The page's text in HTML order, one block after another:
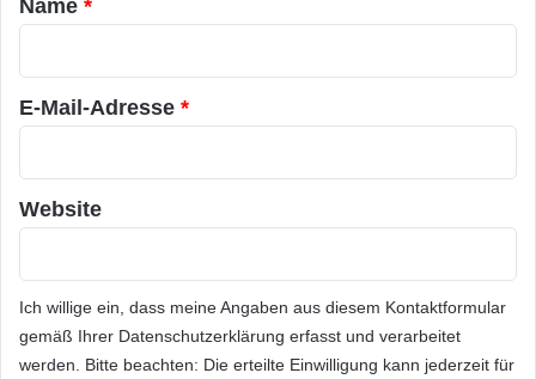
r
*
Name *
E-Mail-Adresse *
Website
Ich willige ein, dass meine Angaben aus diesem Kontaktformular
gemäß Ihrer Datenschutzerklärung erfasst und verarbeitet
werden. Bitte beachten: Die erteilte Einwilligung kann jederzeit für